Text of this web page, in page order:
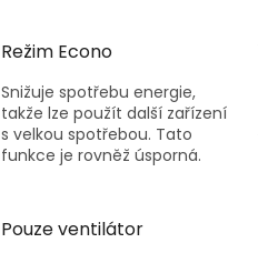
Režim Econo
Snižuje spotřebu energie,
takže lze použít další zařízení
s velkou spotřebou. Tato
funkce je rovněž úsporná.
Pouze ventilátor